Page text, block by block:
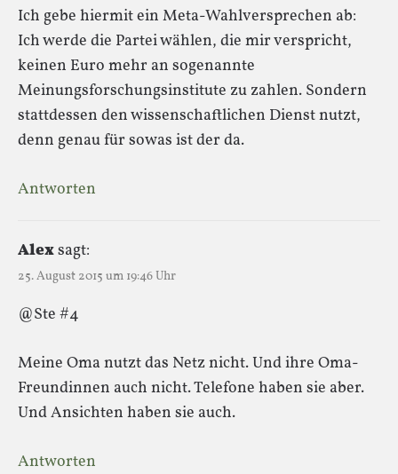
Ich gebe hiermit ein Meta-Wahlversprechen ab:
Ich werde die Partei wählen, die mir verspricht,
keinen Euro mehr an sogenannte
Meinungsforschungsinstitute zu zahlen. Sondern
stattdessen den wissenschaftlichen Dienst nutzt,
denn genau für sowas ist der da.
Antworten
Alexsagt:
25. August 2015 um 19:46 Uhr
@Ste #4
Meine Oma nutzt das Netz nicht. Und ihre Oma-
Freundinnen auch nicht. Telefone haben sie aber.
Und Ansichten haben sie auch.
Antworten